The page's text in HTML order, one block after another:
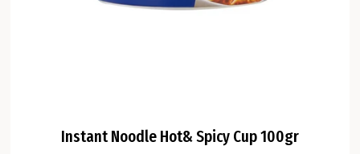
Instant Noodle Hot& Spicy Cup 100gr